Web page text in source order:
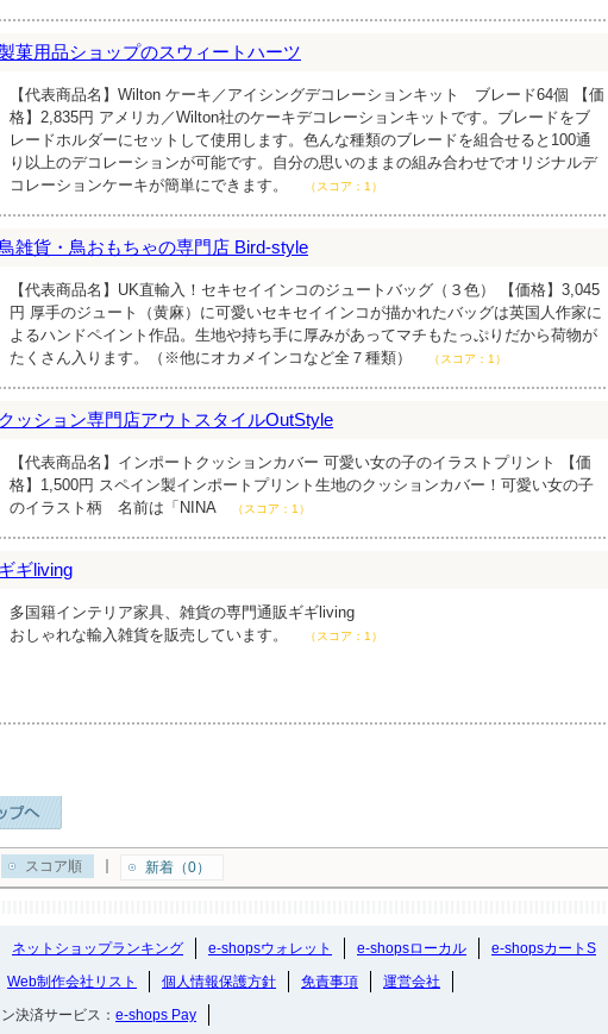
菓用品ショップのスウィートハーツ
【代表商品名】Wilton ケーキ／アイシングデコレーションキット ブレード64個 【価
格】2,835円 アメリカ／Wilton社のケーキデコレーションキットです。ブレードをブ
レードホルダーにセットして使用します。色んな種類のブレードを組合せると100通
り以上のデコレーションが可能です。自分の思いのままの組み合わせでオリジナルデ
コレーションケーキが簡単にできます。
（スコア：1）
鳥雑貨・鳥おもちゃの専門店 Bird-style
【代表商品名】UK直輸入！セキセイインコのジュートバッグ（３色） 【価格】3,045
円 厚手のジュート（黄麻）に可愛いセキセイインコが描かれたバッグは英国人作家に
よるハンドペイント作品。生地や持ち手に厚みがあってマチもたっぷりだから荷物が
たくさん入ります。（※他にオカメインコなど全７種類）
（スコア：1）
クッション専門店アウトスタイルOutStyle
【代表商品名】インポートクッションカバー 可愛い女の子のイラストプリント 【価
格】1,500円 スペイン製インポートプリント生地のクッションカバー！可愛い女の子
のイラスト柄 名前は「NINA
（スコア：1）
ギギliving
多国籍インテリア家具、雑貨の専門通販ギギliving
おしゃれな輸入雑貨を販売しています。
（スコア：1）
スコア順 新着（0）
ネットショップランキング e-shopsウォレット e-shopsローカル
e-shopsカートS
Web制作会社リスト 個人情報保護方針 免責事項
運営会社
決済サービス： e-shops Pay